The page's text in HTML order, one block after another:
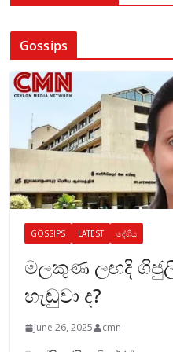
Gossips
GOSSIPS LATEST දේශීය
මලකුණ ලඟදි
හැඬුවා ද?
June 26, 2025 cmn